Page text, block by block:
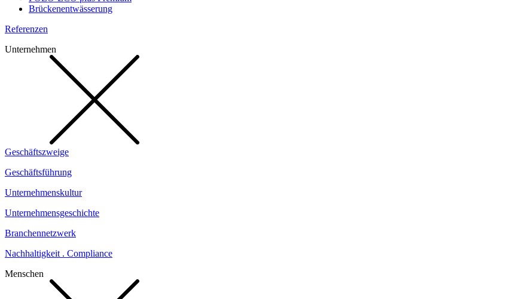
Brückenentwässerung
Referenzen
Unternehmen
Geschäftszweige
Geschäftsführung
Unternehmenskultur
Unternehmensgeschichte
Branchennetzwerk
Nachhaltigkeit . Compliance
Menschen